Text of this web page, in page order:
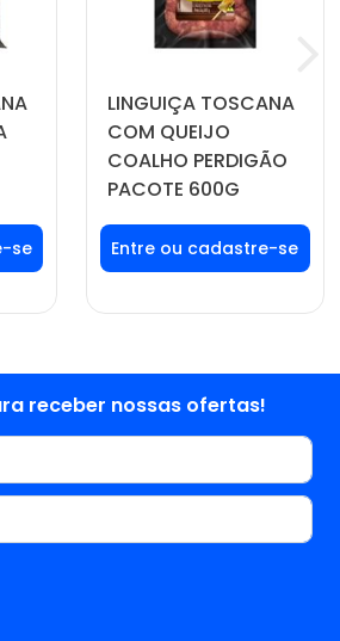
LINGUIÇA TOSCANA
COM QUEIJO
COALHO PERDIGÃO
PACOTE 600G
Faça seu login ou
cadastre-se para
ver preços e
receber nossas ofertas!